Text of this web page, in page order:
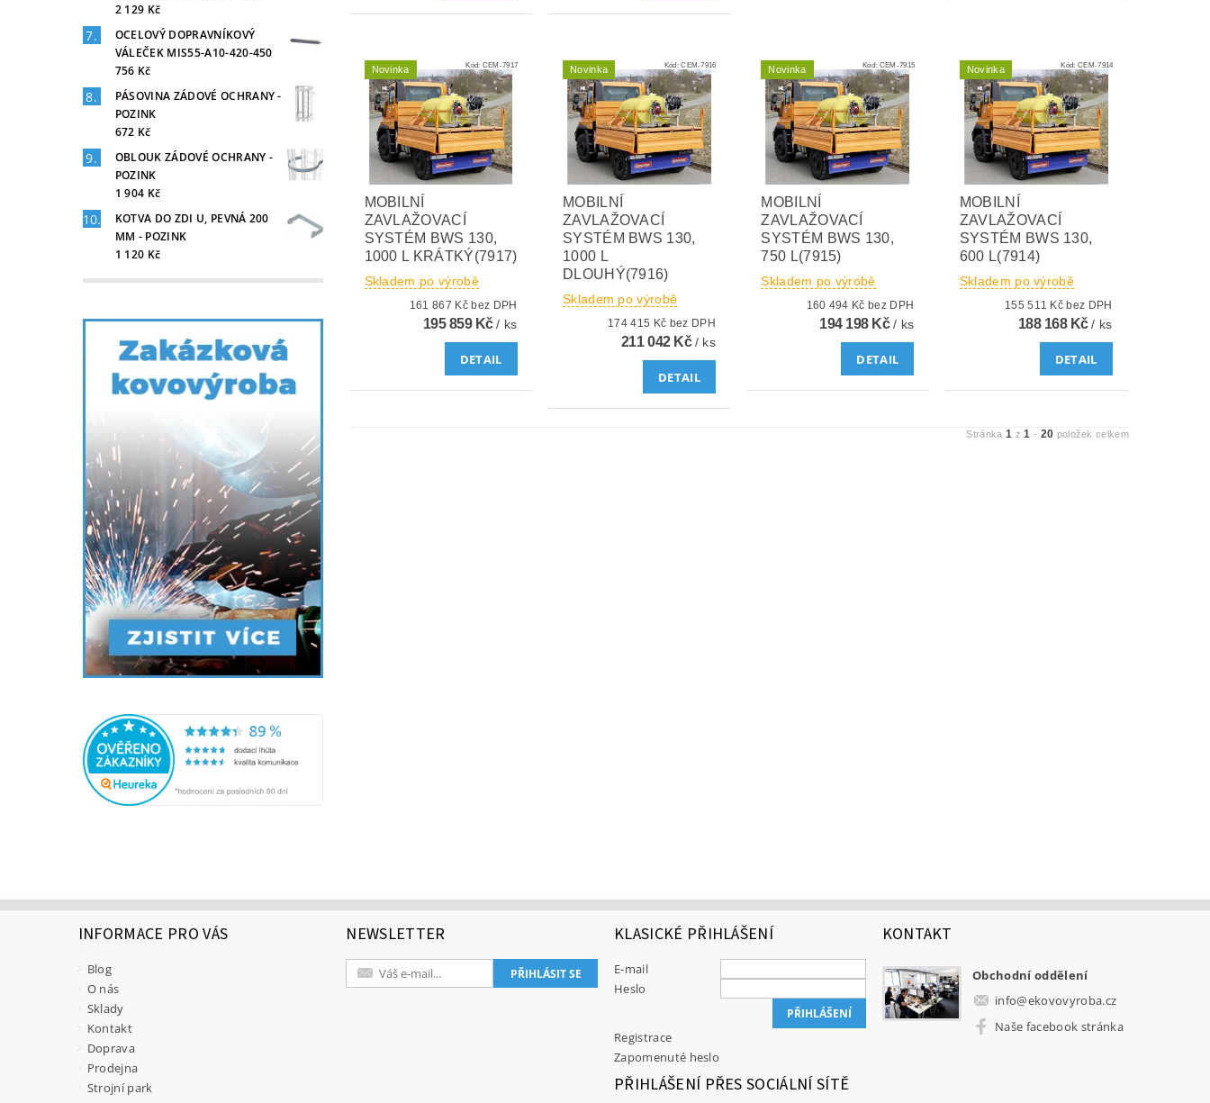
2 129 Kč
OCELOVÝ DOPRAVNÍKOVÝ
VÁLEČEK MIS55-A10-420-450
756 Kč
PÁSOVINA ZÁDOVÉ OCHRANY -
POZINK
672 Kč
OBLOUK ZÁDOVÉ OCHRANY -
POZINK
1 904 Kč
KOTVA DO ZDI U, PEVNÁ 200
MM - POZINK
1 120 Kč
Novinka Kód: CEM-7917
MOBILNÍ
ZAVLAŽOVACÍ
SYSTÉM BWS 130,
1000 L KRÁTKÝ(7917)
Skladem po výrobě
161 867 Kč bez DPH
195 859 Kč/ ks
DETAIL
Novinka Kód:CEM-7916
MOBILNÍ
ZAVLAŽOVACÍ
SYSTÉM BWS 130,
1000 L
DLOUHÝ(7916)
Skladem po výrobě
174 415 Kč bez DPH
211 042 Kč/ ks
DETAIL
Novinka Kód: CEM-7915
MOBILNÍ
ZAVLAŽOVACÍ
SYSTÉM BWS 130,
750 L(7915)
Skladem po výrobě
160 494 Kč bez DPH
194 198 Kč/ ks
DETAIL
Novinka Kód: CEM-7914
MOBILNÍ
ZAVLAŽOVACÍ
SYSTÉM BWS 130,
600 L(7914)
Skladem po výrobě
155 511 Kč bez DPH
188 168 Kč/ ks
DETAIL
Stránka1 z1 - 20 položek celkem
INFORMACE PRO VÁS
Blog
O nás
Sklady
Kontakt
Doprava
Prodejna
Strojní park
NEWSLETTER KLASICKÉ PŘIHLÁŠENÍ
E-mail
Heslo
Registrace
Zapomenuté heslo
PŘIHLÁŠENÍ PŘES SOCIÁLNÍ SÍTĚ
KONTAKT
Obchodní oddělení
info@ekovovyroba.cz
Naše facebook stránka